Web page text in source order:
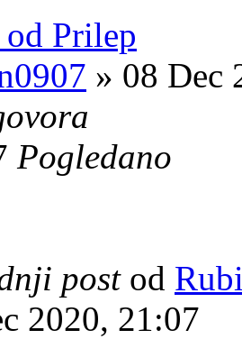
Prilep
» 08 Dec
Pogledano
post od
2020, 21:07